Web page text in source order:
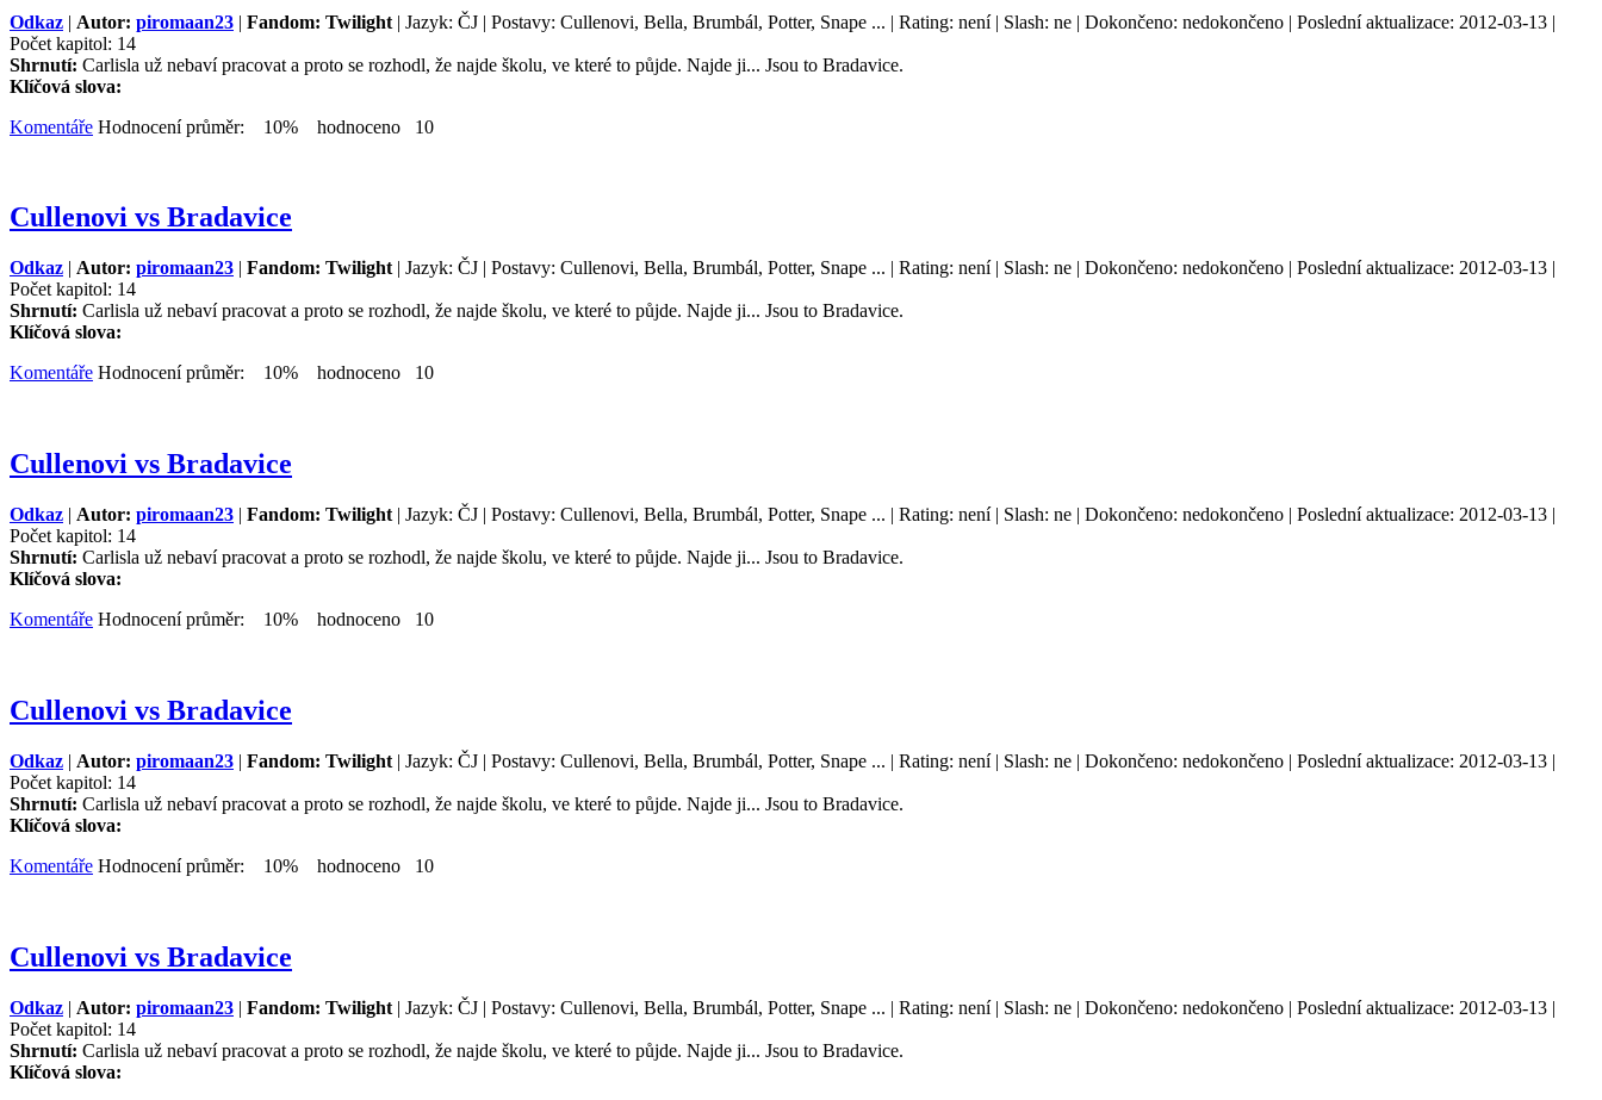
Odkaz | Autor: piromaan23 | Fandom: Twilight | Jazyk: ČJ | Postavy: Cullenovi, Bella, Brumbál, Potter, Snape ... | Rating: není | Slash: ne | Dokončeno: nedokončeno | Poslední aktualizace: 2012-03-13 |
Počet kapitol: 14
Shrnutí: Carlisla už nebaví pracovat a proto se rozhodl, že najde školu, ve které to půjde. Najde ji... Jsou to Bradavice.
Klíčová slova:
Komentáře Hodnocení průměr: 10% hodnoceno 10
Cullenovi vs Bradavice
Odkaz | Autor: piromaan23 | Fandom: Twilight | Jazyk: ČJ | Postavy: Cullenovi, Bella, Brumbál, Potter, Snape ... | Rating: není | Slash: ne | Dokončeno: nedokončeno | Poslední aktualizace: 2012-03-13 |
Počet kapitol: 14
Shrnutí: Carlisla už nebaví pracovat a proto se rozhodl, že najde školu, ve které to půjde. Najde ji... Jsou to Bradavice.
Klíčová slova:
Komentáře Hodnocení průměr: 10% hodnoceno 10
Cullenovi vs Bradavice
Odkaz | Autor: piromaan23 | Fandom: Twilight | Jazyk: ČJ | Postavy: Cullenovi, Bella, Brumbál, Potter, Snape ... | Rating: není | Slash: ne | Dokončeno: nedokončeno | Poslední aktualizace: 2012-03-13 |
Počet kapitol: 14
Shrnutí: Carlisla už nebaví pracovat a proto se rozhodl, že najde školu, ve které to půjde. Najde ji... Jsou to Bradavice.
Klíčová slova:
Komentáře Hodnocení průměr: 10% hodnoceno 10
Cullenovi vs Bradavice
Odkaz | Autor: piromaan23 | Fandom: Twilight | Jazyk: ČJ | Postavy: Cullenovi, Bella, Brumbál, Potter, Snape ... | Rating: není | Slash: ne | Dokončeno: nedokončeno | Poslední aktualizace: 2012-03-13 |
Počet kapitol: 14
Shrnutí: Carlisla už nebaví pracovat a proto se rozhodl, že najde školu, ve které to půjde. Najde ji... Jsou to Bradavice.
Klíčová slova:
Komentáře Hodnocení průměr: 10% hodnoceno 10
Cullenovi vs Bradavice
Odkaz | Autor: piromaan23 | Fandom: Twilight | Jazyk: ČJ | Postavy: Cullenovi, Bella, Brumbál, Potter, Snape ... | Rating: není | Slash: ne | Dokončeno: nedokončeno | Poslední aktualizace: 2012-03-13 |
Počet kapitol: 14
Shrnutí: Carlisla už nebaví pracovat a proto se rozhodl, že najde školu, ve které to půjde. Najde ji... Jsou to Bradavice.
Klíčová slova: